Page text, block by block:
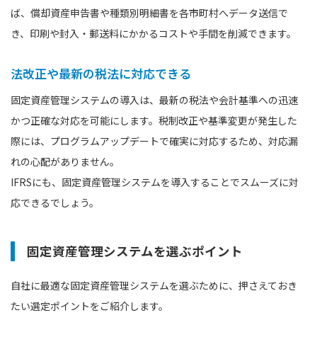
ば、償却資産申告書や種類別明細書を各市町村へデータ送信で
き、印刷や封入・郵送料にかかるコストや手間を削減できます。
法改正や最新の税法に対応できる
固定資産管理システムの導入は、最新の税法や会計基準への迅速
かつ正確な対応を可能にします。税制改正や基準変更が発生した
際には、プログラムアップデートで確実に対応するため、対応漏
れの心配がありません。
IFRSにも、固定資産管理システムを導入することでスムーズに対
応できるでしょう。
固定資産管理システムを選ぶポイント
自社に最適な固定資産管理システムを選ぶために、押さえておき
たい選定ポイントをご紹介します。